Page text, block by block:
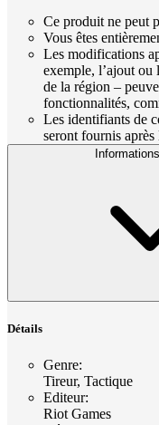
Ce produit ne peut
Vous êtes
Les modifications
exemple, l’ajout ou
de la région –
fonctionnalités,
Les identifiants de
seront fournis après
Détails
Genre:
Tireur, Tactique
Editeur:
Riot Games